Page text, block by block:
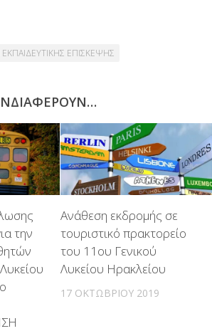
ΕΠΙΣΚΕΨΗΣ
την
Ανάθεση εκδρομής σε
τουριστικό πρακτορείο
του 11ου Γενικού
Λυκείου Ηρακλείου
17 ΟΚΤΩΒΡΊΟΥ 2019